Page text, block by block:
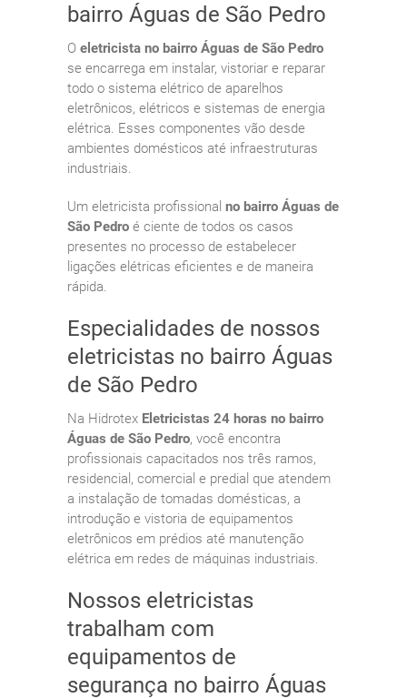
bairro Águas de São Pedro
O eletricista no bairro Águas de São Pedro
se encarrega em instalar, vistoriar e reparar
todo o sistema elétrico de aparelhos
eletrônicos, elétricos e sistemas de energia
elétrica. Esses componentes vão desde
ambientes domésticos até infraestruturas
industriais.
Um eletricista profissional no bairro Águas de
São Pedro é ciente de todos os casos
presentes no processo de estabelecer
ligações elétricas eficientes e de maneira
rápida.
Especialidades de nossos
eletricistas no bairro Águas
de São Pedro
Na Hidrotex Eletricistas 24 horas no bairro
Águas de São Pedro, você encontra
profissionais capacitados nos três ramos,
residencial, comercial e predial que atendem
a instalação de tomadas domésticas, a
introdução e vistoria de equipamentos
eletrônicos em prédios até manutenção
elétrica em redes de máquinas industriais.
Nossos eletricistas
trabalham com
equipamentos de
segurança no bairro Águas